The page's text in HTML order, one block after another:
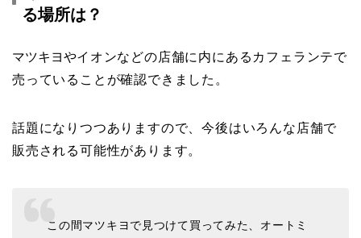
る場所は？
マツキヨやイオンなどの店舗に内にあるカフェランテで
売っていることが確認できました。
話題になりつつありますので、今後はいろんな店舗で
販売される可能性があります。
この間マツキヨで見つけて買ってみた、オートミ